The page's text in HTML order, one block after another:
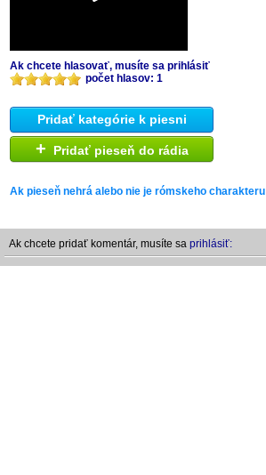
Ak chcete hlasovať, musíte sa prihlásiť
počet hlasov: 1
Pridať kategórie k piesni
+ Pridať pieseň do rádia
Ak pieseň nehrá alebo nie je rómskeho charakteru
Ak chcete pridať komentár, musíte sa prihlásiť: